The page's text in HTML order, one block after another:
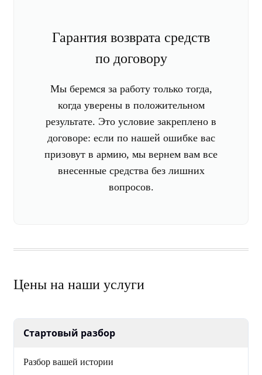
Гарантия возврата средств
по договору
Мы беремся за работу только тогда,
когда уверены в положительном
результате. Это условие закреплено в
договоре: если по нашей ошибке вас
призовут в армию, мы вернем вам все
внесенные средства без лишних
вопросов.
Цены на наши услуги
Стартовый разбор
Разбор вашей истории